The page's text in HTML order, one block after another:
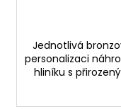
Jednotlivá
personalizaci
hliníku s